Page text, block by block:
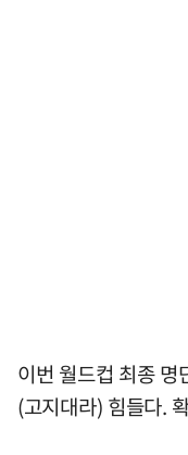
이번 월드컵 최종
(고지대라) 힘들다.